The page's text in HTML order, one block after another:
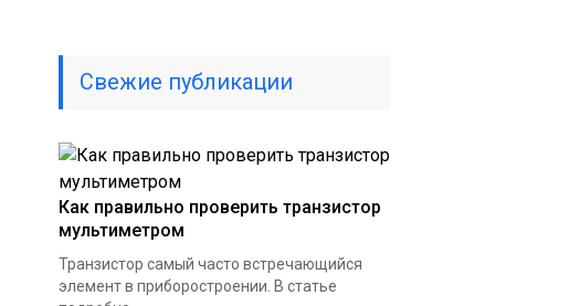
Свежие публикации
Как правильно проверить транзистор
мультиметром
Транзистор самый часто встречающийся
элемент в приборостроении. В статье